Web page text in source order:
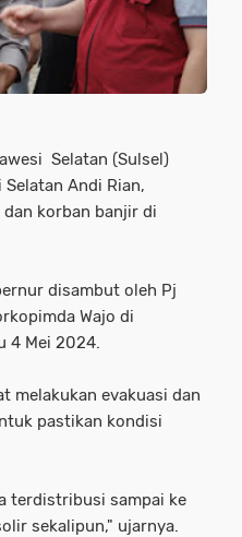
Selatan (Sulsel)
Andi Rian,
korban banjir di
disambut oleh Pj
Wajo di
4 Mei 2024.
melakukan evakuasi dan
pastikan kondisi
terdistribusi sampai ke
sekalipun," ujarnya.